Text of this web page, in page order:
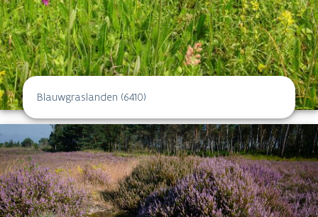
Blauwgraslanden (6410)